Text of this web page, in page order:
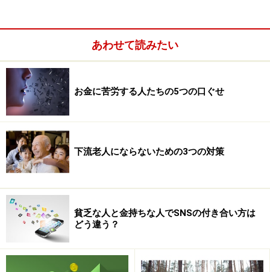
もし現在、記憶力が弱いと心配する人がいても心配あり
ません。お金を増やすという強力な動機に突き動かされ
た行動は、自発的に記憶力を高める工程に進んでいきま
す。たとえ、それが手痛い損失の記憶だったとしても、
飛び上りたくなるほど歓喜の記憶だったとしても、どち
らも投資家の能力を高めてくれます。
忍耐力を高める
投資をすることで、お金が直線的に増えることはありま
あわせて読みたい
お金に苦労する人たちの5つの口ぐせ
下流老人にならないための3つの対策
貧乏な人と金持ちな人でSNSの付き合い方は
どう違う？